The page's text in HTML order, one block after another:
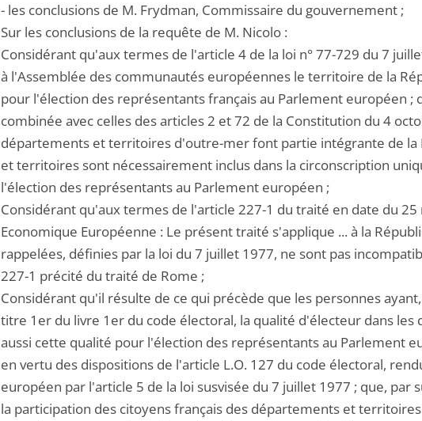
- les conclusions de M. Frydman, Commissaire du gouvernement ;
Sur les conclusions de la requête de M. Nicolo :
Considérant qu'aux termes de l'article 4 de la loi n° 77-729 du 7
à l'Assemblée des communautés européennes le territoire de la
pour l'élection des représentants français au Parlement européen ;
combinée avec celles des articles 2 et 72 de la Constitution du 4
départements et territoires d'outre-mer font partie intégrante de la
et territoires sont nécessairement inclus dans la circonscription
l'élection des représentants au Parlement européen ;
Considérant qu'aux termes de l'article 227-1 du traité en date du
Economique Européenne : Le présent traité s'applique ... à la
rappelées, définies par la loi du 7 juillet 1977, ne sont pas
227-1 précité du traité de Rome ;
Considérant qu'il résulte de ce qui précède que les personnes
titre 1er du livre 1er du code électoral, la qualité d'électeur dans
aussi cette qualité pour l'élection des représentants au Parlement
en vertu des dispositions de l'article L.O. 127 du code électoral,
européen par l'article 5 de la loi susvisée du 7 juillet 1977 ; que, par
la participation des citoyens français des départements et